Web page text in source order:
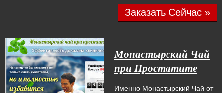
Заказать Сейчас »
Монастырский Чай
при Простатите
Именно Монастырский Чай от